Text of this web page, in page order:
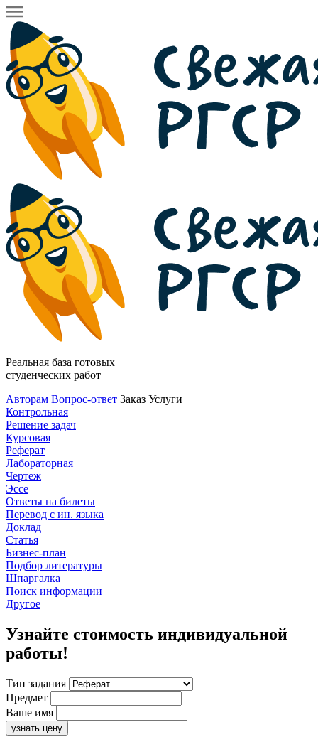
Реальная база готовых
студенческих работ
Авторам Вопрос-ответ Заказ Услуги
Контрольная
Решение задач
Курсовая
Реферат
Лабораторная
Чертеж
Эссе
Ответы на билеты
Перевод с ин. языка
Доклад
Статья
Бизнес-план
Подбор литературы
Шпаргалка
Поиск информации
Другое
Узнайте стоимость индивидуальной
работы!
Тип задания
Предмет
Ваше имя
узнать цену